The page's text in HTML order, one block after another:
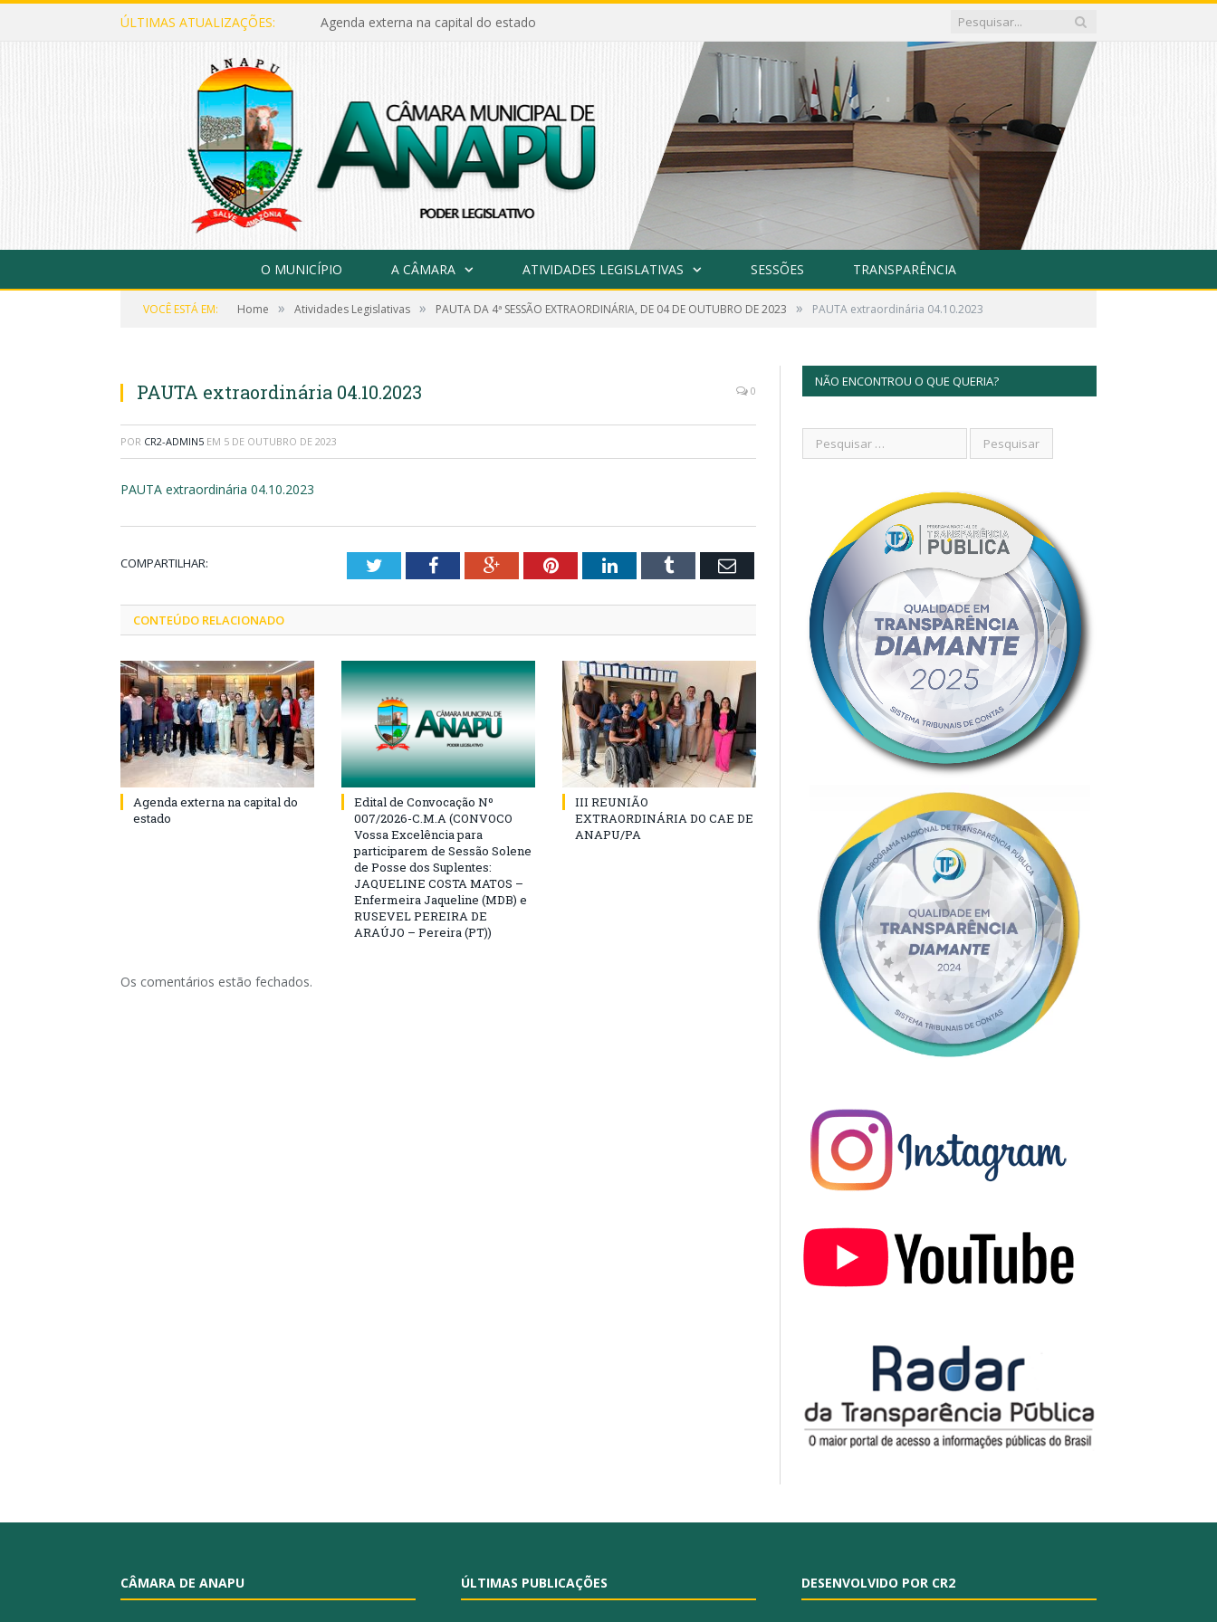
ÚLTIMAS ATUALIZAÇÕES: Agenda externa na capital do estado
O MUNICÍPIO A CÂMARA ATIVIDADES LEGISLATIVAS SESSÕES TRANSPARÊNCIA
VOCÊ ESTÁ EM: Home » Atividades Legislativas » PAUTA DA 4ª SESSÃO EXTRAORDINÁRIA, DE 04 DE OUTUBRO DE 2023 » PAUTA extraordinária 04.10.2023
PAUTA extraordinária 04.10.2023 0
POR CR2-ADMIN5 EM 5 DE OUTUBRO DE 2023
PAUTA extraordinária 04.10.2023
COMPARTILHAR: TwitterFacebookGoogle+PinterestLinkedInTumblr Email
CONTEÚDO RELACIONADO
Agenda externa na capital do
estado
Edital de Convocação Nº
007/2026-C.M.A (CONVOCO
Vossa Excelência para
participarem de Sessão Solene
de Posse dos Suplentes:
JAQUELINE COSTA MATOS –
Enfermeira Jaqueline (MDB) e
RUSEVEL PEREIRA DE
ARAÚJO – Pereira (PT))
III REUNIÃO
EXTRAORDINÁRIA DO CAE DE
ANAPU/PA
Os comentários estão fechados.
NÃO ENCONTROU O QUE QUERIA?
CÂMARA DE ANAPU ÚLTIMAS PUBLICAÇÕES DESENVOLVIDO POR CR2